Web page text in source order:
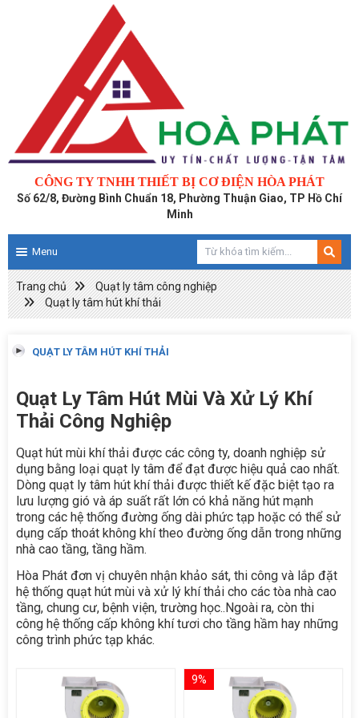
CÔNG TY TNHH THIẾT BỊ CƠ ĐIỆN HÒA PHÁT
Số 62/8, Đường Bình Chuẩn 18, Phường Thuận Giao, TP Hồ Chí
Minh
Menu
Trang chủ
Quạt ly tâm công nghiệp
Quạt ly tâm hút khí thải
QUẠT LY TÂM HÚT KHÍ THẢI
Quạt Ly Tâm Hút Mùi Và Xử Lý Khí
Thải Công Nghiệp
Quạt hút mùi khí thải được các công ty, doanh nghiệp sử
dụng bằng loại quạt ly tâm để đạt được hiệu quả cao nhất.
Dòng quạt ly tâm hút khí thải được thiết kế đặc biệt tạo ra
lưu lượng gió và áp suất rất lớn có khả năng hút mạnh
trong các hệ thống đường ống dài phức tạp hoặc có thể sử
dụng cấp thoát không khí theo đường ống dẫn trong những
nhà cao tầng, tầng hầm.
Hòa Phát đơn vị chuyên nhận khảo sát, thi công và lắp đặt
hệ thống quạt hút mùi và xử lý khí thải cho các tòa nhà cao
tầng, chung cư, bệnh viện, trường học..Ngoài ra, còn thi
công hệ thống cấp không khí tươi cho tầng hầm hay những
công trình phức tạp khác.
9%